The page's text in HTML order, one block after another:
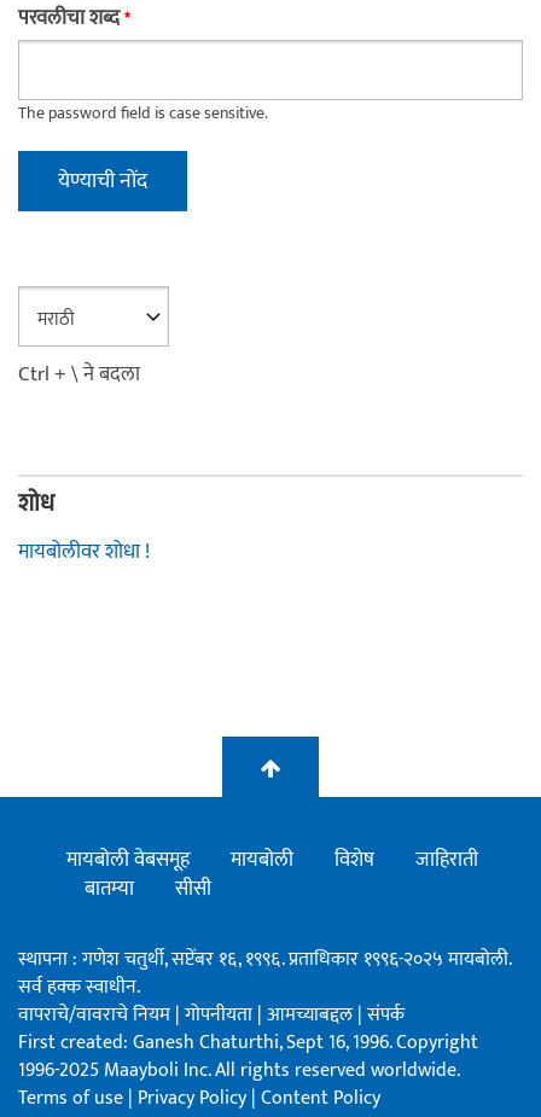
परवलीचा शब्द*
The password field is case sensitive.
Ctrl + \ ने बदला
शोध
मायबोलीवर शोधा !
मायबोली वेबसमूह मायबोली विशेष
जाहिराती
बातम्या
सीसी
स्थापना : गणेश चतुर्थी, सप्टेंबर १६, १९९६. प्रताधिकार १९९६-२०२५ मायबोली.
सर्व हक्क स्वाधीन.
वापराचे/वावराचे नियम|गोपनीयता|आमच्याबद्दल|संपर्क
First created: Ganesh Chaturthi, Sept 16, 1996. Copyright
1996-2025 Maayboli Inc. All rights reserved worldwide.
Terms of use| Privacy Policy|Content Policy